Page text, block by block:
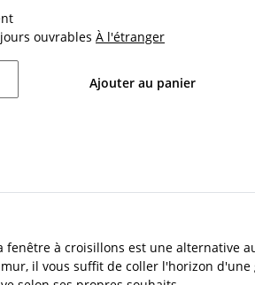
ouvrables À l'étranger
Ajouter au panier
à croisillons est une alternative
il vous suffit de coller l'horizon d'une